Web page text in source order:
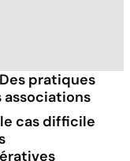
pratiques
associations
cas difficile